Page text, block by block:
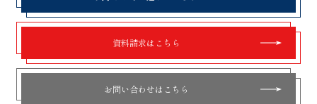
資料請求はこちら
お問い合わせはこちら